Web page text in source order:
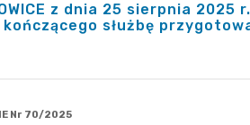
z dnia 25 sierpnia 2025
służbę